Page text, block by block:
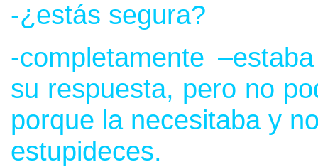
-¿estás segura?
-completamente
su respuesta, pero no
porque la necesitaba y
estupideces.